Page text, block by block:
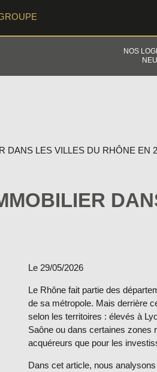
NOS
DANS LES VILLES DU RHÔNE EN
Le 29/05/2026
Le Rhône fait partie des
de sa métropole. Mais derrière
selon les territoires : élevés à
Saône ou dans certaines zones
acquéreurs que pour les
Dans cet article, nous